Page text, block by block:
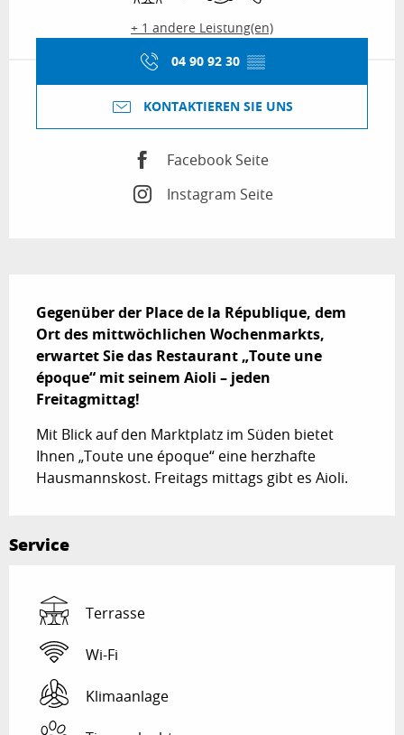
+ 1 andere Leistung(en)
04 90 92 30 ▒▒
KONTAKTIEREN SIE UNS
Facebook Seite
Instagram Seite
Gegenüber der Place de la République, dem
Ort des mittwöchlichen Wochenmarkts,
erwartet Sie das Restaurant „Toute une
époque“ mit seinem Aioli – jeden
Freitagmittag!
Mit Blick auf den Marktplatz im Süden bietet
Ihnen „Toute une époque“ eine herzhafte
Hausmannskost. Freitags mittags gibt es Aioli.
Service
Terrasse
Wi-Fi
Klimaanlage